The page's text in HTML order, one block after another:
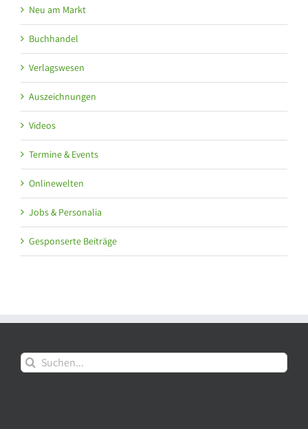
Neu am Markt
Buchhandel
Verlagswesen
Auszeichnungen
Videos
Termine & Events
Onlinewelten
Jobs & Personalia
Gesponserte Beiträge
Suche
nach: